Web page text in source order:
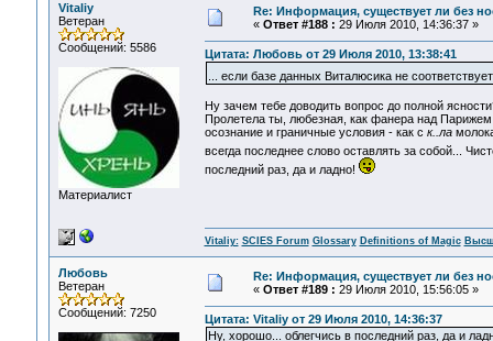
Vitaliy
Ветеран
Сообщений: 5586
Материалист
Re: Информация, существует ли без
« Ответ #188 : 29 Июля 2010, 14:36:37 »
Цитата: Любовь от 29 Июля 2010, 13:38:41
... если базе данных Виталюсика не
Ну зачем тебе доводить вопрос до полной
Пролетела ты, любезная, как фанера над
осознание и граничные условия - как с к..ла
всегда последнее слово оставлять за собой...
последний раз, да и ладно!
Vitaliy: SCIES Forum Glossary Definitions of Magic
Любовь
Ветеран
Сообщений: 7250
Re: Информация, существует ли без
« Ответ #189 : 29 Июля 2010, 15:56:05 »
Цитата: Vitaliy от 29 Июля 2010, 14:36:37
Ну, хорошо... облегчись в последний раз, да и